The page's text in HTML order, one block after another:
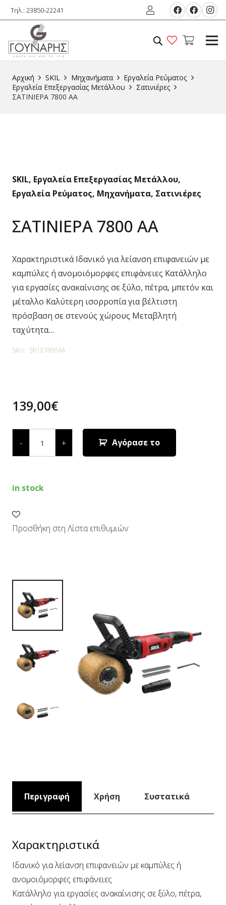
Τηλ.: 23850-22241
Αρχική SKIL Μηχανήματα
Εργαλεία Ρεύματος
Εργαλεία Επεξεργασίας Μετάλλου
Σατινιέρες
ΣΑΤΙΝΙΕΡΑ 7800 AA
SKIL, Εργαλεία Επεξεργασίας Μετάλλου,
Εργαλεία Ρεύματος, Μηχανήματα, Σατινιέρες
ΣΑΤΙΝΙΕΡΑ 7800 AA
Χαρακτηριστικά Ιδανικό για λείανση επιφανειών με
καμπύλες ή ανομοιόμορφες επιφάνειες Κατάλληλο
για εργασίες ανακαίνισης σε ξύλο, πέτρα, μπετόν και
μέταλλο Καλύτερη ισορροπία για βέλτιστη
πρόσβαση σε στενούς χώρους Μεταβλητή
ταχύτητα…
SKU: SR1E7800AA
139,00€
-
ΣΑΤΙΝΙΕΡΑ
7800
quantity
+ Αγόρασε το
in stock
Προσθήκη στη Λίστα επιθυμιών
Περιγραφή Χρήση Συστατικά
Χαρακτηριστικά
Ιδανικό για λείανση επιφανειών με καμπύλες ή
ανομοιόμορφες επιφάνειες
Κατάλληλο για εργασίες ανακαίνισης σε ξύλο, πέτρα,